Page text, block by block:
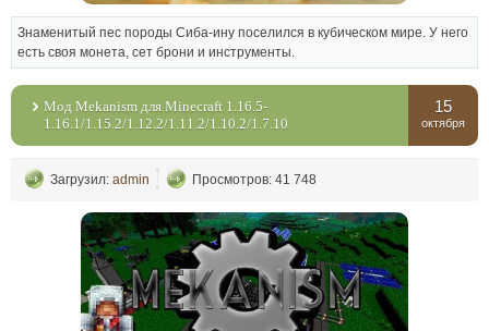
Знаменитый пес породы Сиба-ину поселился в кубическом мире. У него
есть своя монета, сет брони и инструменты.
Мод Mekanism для Minecraft 1.16.5-
1.16.1/1.15.2/1.12.2/1.11.2/1.10.2/1.7.10
15
октября
Загрузил: admin Просмотров: 41 748